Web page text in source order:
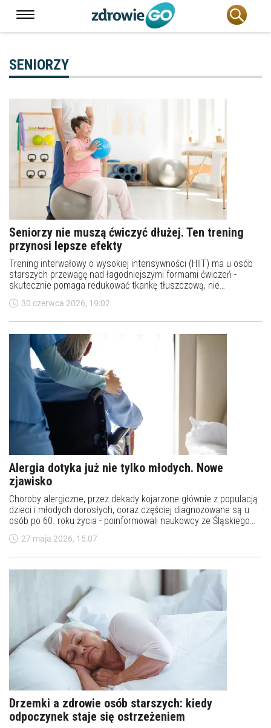
SENIORZY
Seniorzy nie muszą ćwiczyć dłużej. Ten trening
przynosi lepsze efekty
Trening interwałowy o wysokiej intensywności (HIIT) ma u osób
starszych przewagę nad łagodniejszymi formami ćwiczeń -
skutecznie pomaga redukować tkankę tłuszczową, nie
powodując jednocześnie utraty masy mięśniowej - informuje
czasopismo „Maturitas”.
30 czerwca 2026, 19:02
Alergia dotyka już nie tylko młodych. Nowe
zjawisko
Choroby alergiczne, przez dekady kojarzone głównie z populacją
dzieci i młodych dorosłych, coraz częściej diagnozowane są u
osób po 60. roku życia - poinformowali naukowcy ze Śląskiego
Uniwersytetu Medycznego. Według nich, może to być zjawisko o
charakterze narastającej fali epidemiologicznej w starzejących
27 maja 2026, 15:07
Drzemki a zdrowie osób starszych: kiedy
odpoczynek staje się ostrzeżeniem